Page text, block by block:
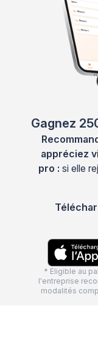
Gagnez
appréciez
pro : si elle
* Eligible au
l'entreprise
modalités